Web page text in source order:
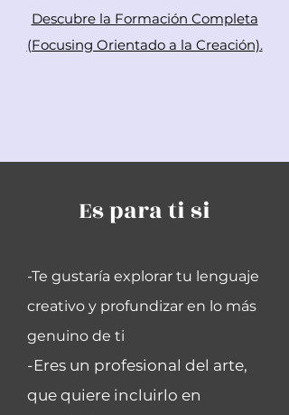
Descubre la Formación Completa
(Focusing Orientado a la Creación).
Es para ti si
-Te gustaría explorar tu lenguaje
creativo y profundizar en lo más
genuino de ti
-Eres un profesional del arte,
que quiere incluirlo en